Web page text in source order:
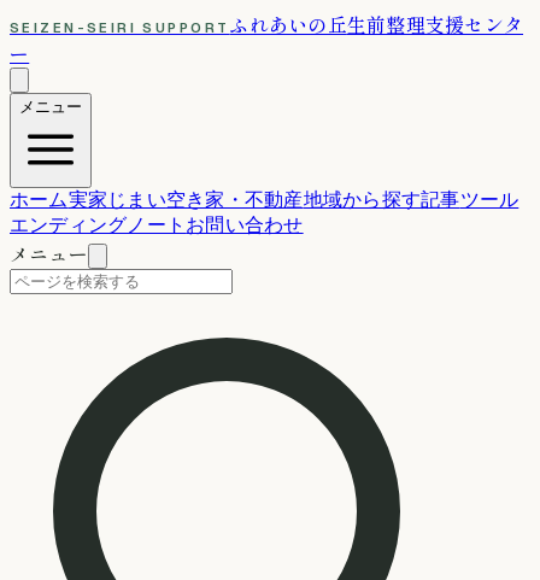
SEIZEN-SEIRI SUPPORT ふれあいの丘生前整理支援センタ
ー
メニュー
ホーム実家じまい空き家・不動産地域から探す記事ツール
エンディングノート お問い合わせ
メニュー